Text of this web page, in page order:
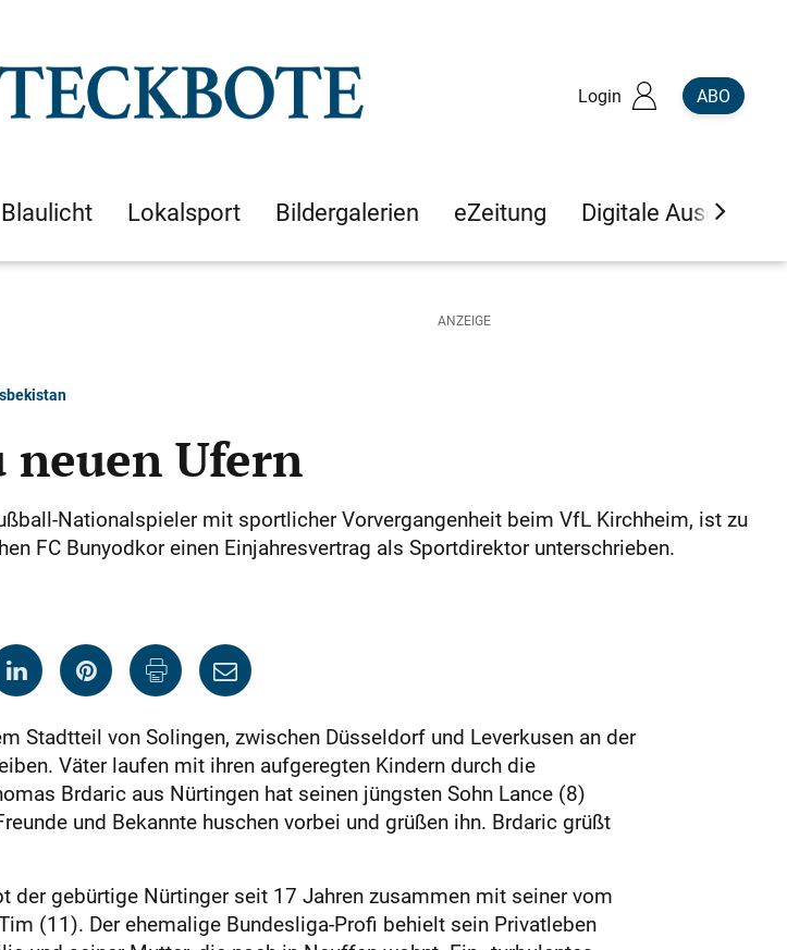
Login ABO
Blaulicht Lokalsport Bildergalerien eZeitung Digitale Ausgaben
Ufern
Nationalspieler mit sportlicher Vorvergangenheit beim VfL Kirchheim, ist zu
FC Bunyodkor einen Einjahresvertrag als Sportdirektor unterschrieben.
Stadtteil von Solingen, zwischen Düsseldorf und Leverkusen an der
Väter laufen mit ihren aufgeregten Kindern durch die
Brdaric aus Nürtingen hat seinen jüngsten Sohn Lance (8)
und Bekannte huschen vorbei und grüßen ihn. Brdaric grüßt
der gebürtige Nürtinger seit 17 Jahren zusammen mit seiner vom
(11). Der ehemalige Bundesliga-Profi behielt sein Privatleben